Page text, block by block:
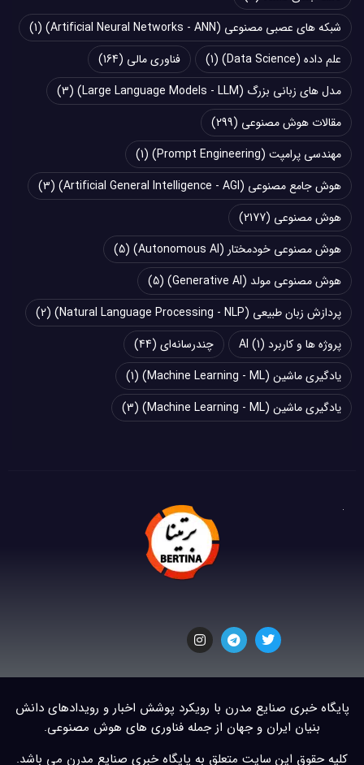
شبکه های عصبی مصنوعی (Artificial Neural Networks - ANN)
(1)
علم داده (Data Science)
(1) فناوری مالی (164)
مدل های زبانی بزرگ (Large Language Models - LLM)
(3)
مقالات هوش مصنوعی (299)
مهندسی پرامپت (Prompt Engineering)
(1)
هوش جامع مصنوعی (Artificial General Intelligence - AGI)
(3)
هوش مصنوعی (2177)
هوش مصنوعی خودمختار (Autonomous AI)
(5)
هوش مصنوعی مولد (Generative AI)
(5)
پردازش زبان طبیعی (Natural Language Processing - NLP)
(2)
پروژه ها و کاربرد AI (1) چند‌‌رسانه‌ای (44)
یادگیری ماشین (Machine Learning - ML)
(1)
یادگیری ماشین (Machine Learning - ML)
(3)
پایگاه خبری صنایع مدرن با رویکرد پوشش اخبار و رویدادهای دانش
بنیان ایران و جهان از جمله فناوری های هوش مصنوعی.
کلیه حقوق این سایت متعلق به پایگاه خبری صنایع مدرن می باشد.